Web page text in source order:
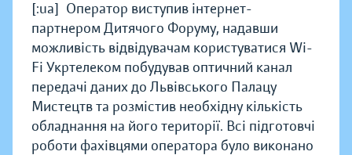
[:ua]Оператор виступив інтернет-
партнером Дитячого Форуму, надавши
можливість відвідувачам користуватися Wi-
Fi Укртелеком побудував оптичний канал
передачі даних до Львівського Палацу
Мистецтв та розмістив необхідну кількість
обладнання на його території. Всі підготовчі
роботи фахівцями оператора було виконано